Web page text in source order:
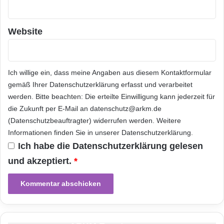
reduzierte
Ladezeiten zu nutzen um sicherzustellen, dass
ihre Kunden qualitativ hochwertige,
komplexe Rich-Media schnell auf ihren Web-
Anwendungen und Websites auf
verschiedenen
mobilen Geräten nutzen können.
Softwareanwendung, die es den IT-
i
t
e
n
z
u
b
ü
e
n
Website
Ich willige ein, dass meine Angaben aus diesem Kontaktformular
gemäß Ihrer Datenschutzerklärung erfasst und verarbeitet
werden. Bitte beachten: Die erteilte Einwilligung kann jederzeit für
die Zukunft per E-Mail an datenschutz@arkm.de
(Datenschutzbeauftragter) widerrufen werden. Weitere
Informationen finden Sie in unserer Datenschutzerklärung
Ich habe die Datenschutzerklärung gelesen
und akzeptiert. *